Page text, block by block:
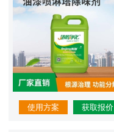
使用方案 获取报价